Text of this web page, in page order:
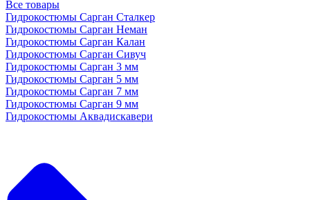
Все товары
Гидрокостюмы Сарган Сталкер
Гидрокостюмы Сарган Неман
Гидрокостюмы Сарган Калан
Гидрокостюмы Сарган Сивуч
Гидрокостюмы Сарган 3 мм
Гидрокостюмы Сарган 5 мм
Гидрокостюмы Сарган 7 мм
Гидрокостюмы Сарган 9 мм
Гидрокостюмы Аквадискавери